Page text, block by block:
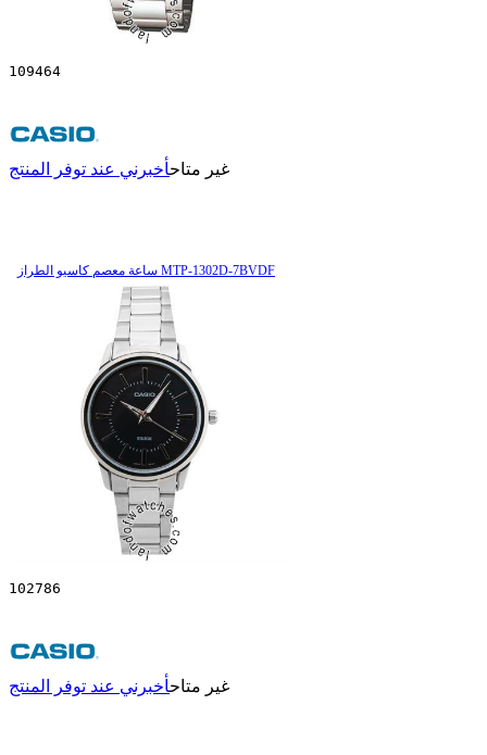
109464
غير متاحأخبرني عند توفر المنتج
ساعة معصم کاسیو الطراز MTP-1302D-7BVDF
102786
غير متاحأخبرني عند توفر المنتج